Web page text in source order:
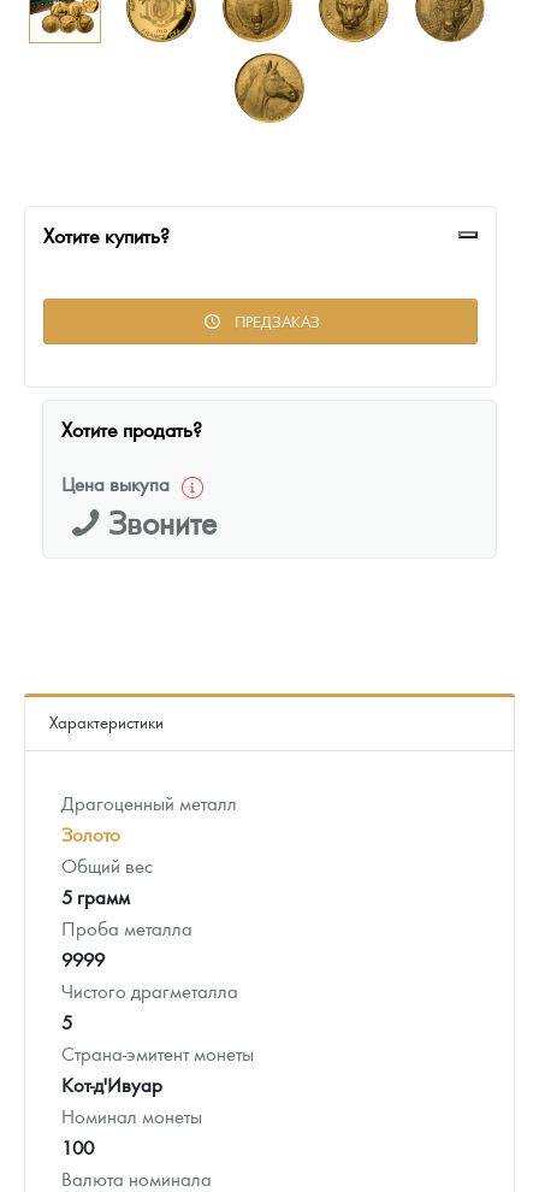
Русская нумизматика
Наборы подарочных и коллекционных монет
Хотите купить?
ПРЕДЗАКАЗ
Хотите продать?
Цена выкупа
Звоните
Характеристики
Драгоценный металл
Золото
Общий вес
5 грамм
Проба металла
9999
Чистого драгметалла
5
Страна-эмитент монеты
Кот-д'Ивуар
Номинал монеты
100
Валюта номинала